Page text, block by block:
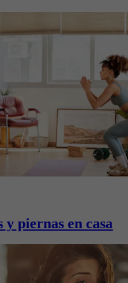
piernas en casa